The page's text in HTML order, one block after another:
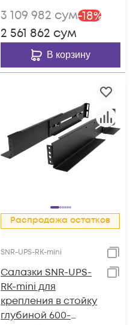
VA, серии Intelligent
3 109 982 сум-18%
2 561 862 сум
В корзину
Распродажа остатков
SNR-UPS-RK-mini
Cалазки SNR-UPS-
RK-mini для
крепления в стойку
глубиной 600-